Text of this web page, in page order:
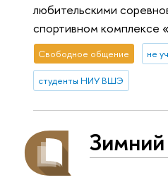
любительскими
спортивном комплексе
Свободное общение не
студенты НИУ ВШЭ